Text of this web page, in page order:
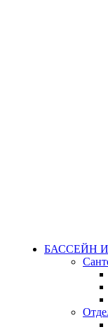
БАССЕЙН